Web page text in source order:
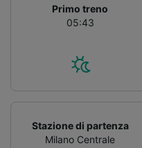
Primo treno
05:43
Stazione di partenza
Milano Centrale